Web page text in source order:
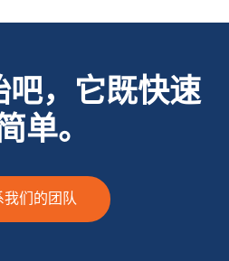
，它既快速
单。
我们的团队